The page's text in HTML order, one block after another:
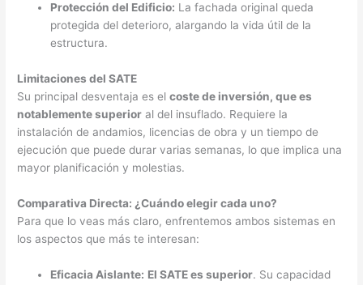
Protección del Edificio: La fachada original queda
protegida del deterioro, alargando la vida útil de la
estructura.
Limitaciones del SATE
Su principal desventaja es elcoste de inversión, que es
notablemente superior al del insuflado. Requiere la
instalación de andamios, licencias de obra y un tiempo de
ejecución que puede durar varias semanas, lo que implica una
mayor planificación y molestias.
Comparativa Directa: ¿Cuándo elegir cada uno?
Para que lo veas más claro, enfrentemos ambos sistemas en
los aspectos que más te interesan:
Eficacia Aislante: El SATE es superior. Su capacidad